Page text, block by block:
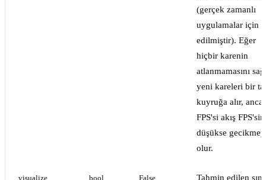
(gerçek zamanlı
uygulamalar için
edilmiştir). Eğer
hiçbir karenin
atlanmamasını
yeni kareleri bir
kuyruğa alır,
FPS'si akış
düşükse
olur.
visualize bool False
Tahmin edilen